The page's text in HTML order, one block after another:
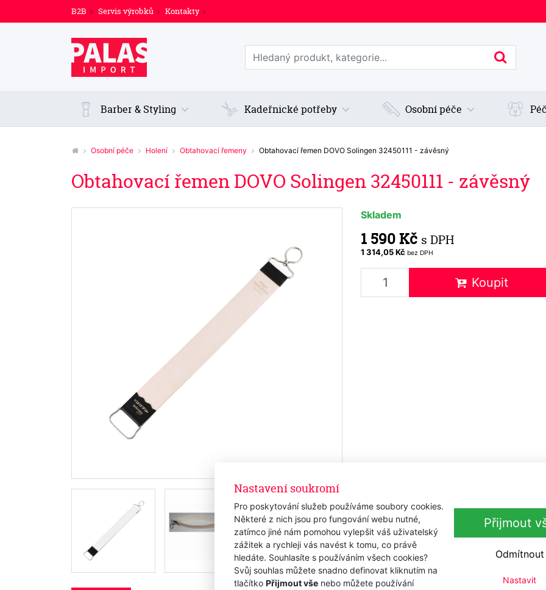
Nastavení soukromí
Pro poskytování služeb používáme soubory cookies.
Některé z nich jsou pro fungování webu nutné,
zatímco jiné nám pomohou vylepšit váš uživatelský
zážitek a rychleji vás navést k tomu, co právě
hledáte. Souhlasíte s používáním všech cookies?
Svůj souhlas můžete snadno definovat kliknutím na
tlačítko Přijmout vše nebo můžete používání
Přijmout
Odmítnout
Nastavit
B2B Servis výrobků Kontakty
Prohledat web
Barber & Styling Kadeřnické potřeby Osobní péče
Osobní péče Holení Obtahovací řemeny Obtahovací řemen DOVO Solingen 32450111 - závěsný
Obtahovací řemen DOVO Solingen 32450111 - závěsný
Skladem
1 590 Kč s DPH
1 314,05 Kč bez DPH
Koupit